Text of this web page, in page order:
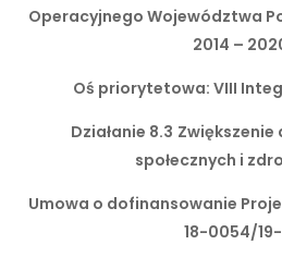
Operacyjnego Województwa
2014 –
Oś priorytetowa: VIII
Działanie 8.3 Zwiększenie
społecznych i
Umowa o dofinansowanie
18-0054/